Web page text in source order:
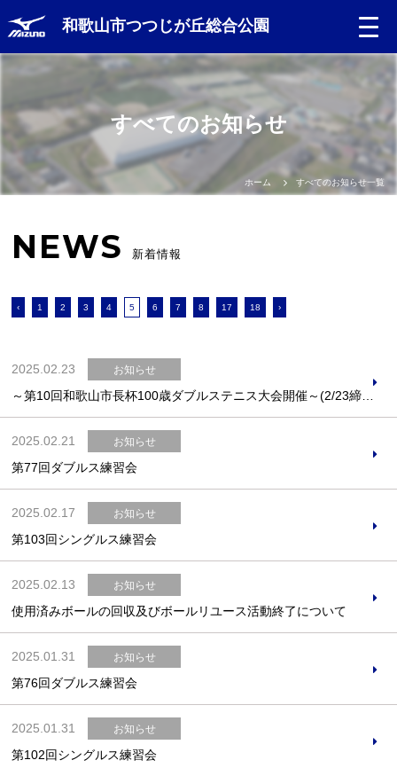
和歌山市つつじが丘総合公園
すべてのお知らせ
ホーム すべてのお知らせ一覧
NEWS 新着情報
‹ 1 2 3 4 5 6 7 8 17 18 ›
2025.02.23 お知らせ
2025.02.21 お知らせ
第77回ダブルス練習会
2025.02.17 お知らせ
第103回シングルス練習会
2025.02.13 お知らせ
使用済みボールの回収及びボールリユース活動終了について
2025.01.31 お知らせ
第76回ダブルス練習会
2025.01.31 お知らせ
第102回シングルス練習会